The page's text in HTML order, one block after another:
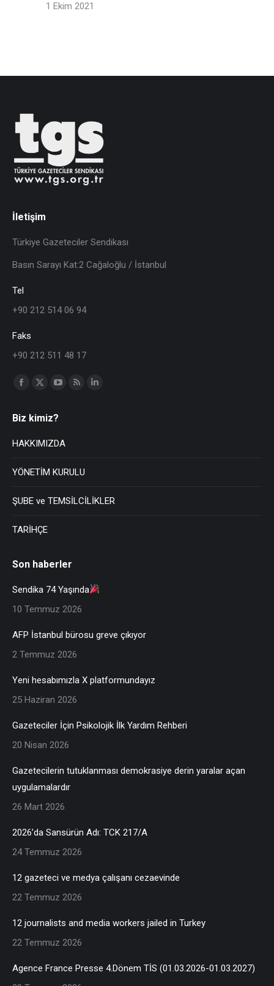
1 Ekim 2021
İletişim
Türkiye Gazeteciler Sendikası
Basın Sarayı Kat:2 Cağaloğlu / İstanbul
Tel
+90 212 514 06 94
Faks
+90 212 511 48 17
Find us on:
Biz kimiz?
HAKKIMIZDA
YÖNETİM KURULU
ŞUBE ve TEMSİLCİLİKLER
TARİHÇE
Son haberler
Sendika 74 Yaşında
10 Temmuz 2026
AFP İstanbul bürosu greve çıkıyor
2 Temmuz 2026
Yeni hesabımızla X platformundayız
25 Haziran 2026
Gazeteciler İçin Psikolojik İlk Yardım Rehberi
20 Nisan 2026
Gazetecilerin tutuklanması demokrasiye derin yaralar açan
uygulamalardır
26 Mart 2026
2026’da Sansürün Adı: TCK 217/A
24 Temmuz 2026
12 gazeteci ve medya çalışanı cezaevinde
22 Temmuz 2026
12 journalists and media workers jailed in Turkey
22 Temmuz 2026
Agence France Presse 4.Dönem TİS (01.03.2026-01.03.2027)